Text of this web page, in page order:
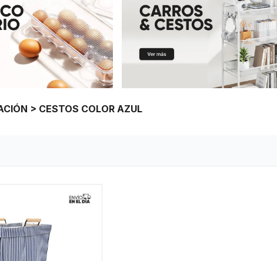
> CESTOS COLOR AZUL